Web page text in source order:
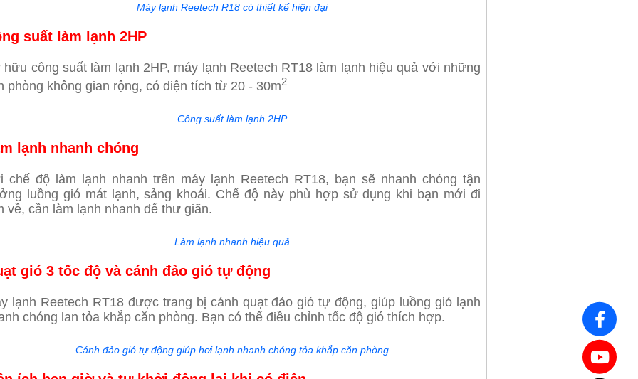
Máy lạnh Reetech R18 có thiết kế hiện đại
suất làm lạnh 2HP
hữu công suất làm lạnh 2HP, máy lạnh Reetech RT18 làm lạnh hiệu quả với những
phòng không gian rộng, có diện tích từ 20 - 30m2
Công suất làm lạnh 2HP
lạnh nhanh chóng
chế độ làm lạnh nhanh trên máy lạnh Reetech RT18, bạn sẽ nhanh chóng tận
luồng gió mát lạnh, sảng khoái. Chế độ này phù hợp sử dụng khi bạn mới đi
về, cần làm lạnh nhanh để thư giãn.
Làm lạnh nhanh hiệu quả
gió 3 tốc độ và cánh đảo gió tự động
lạnh Reetech RT18 được trang bị cánh quạt đảo gió tự động, giúp luồng gió lạnh
chóng lan tỏa khắp căn phòng. Bạn có thể điều chỉnh tốc độ gió thích hợp.
Cánh đảo gió tự động giúp hơi lạnh nhanh chóng tỏa khắp căn phòng